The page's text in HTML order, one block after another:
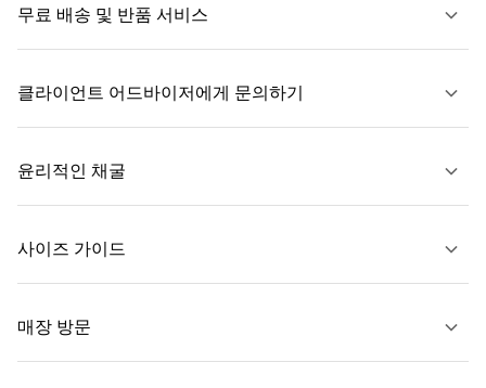
무료 배송 및 반품 서비스
자세히 보기
클라이언트 어드바이저에게 문의하기
윤리적인 채굴
사이즈 가이드
자세히 보기
매장 방문